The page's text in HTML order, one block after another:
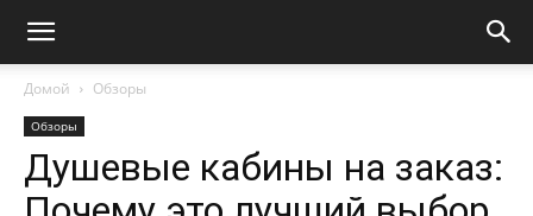
Домой Обзоры
Обзоры
Душевые кабины на заказ: